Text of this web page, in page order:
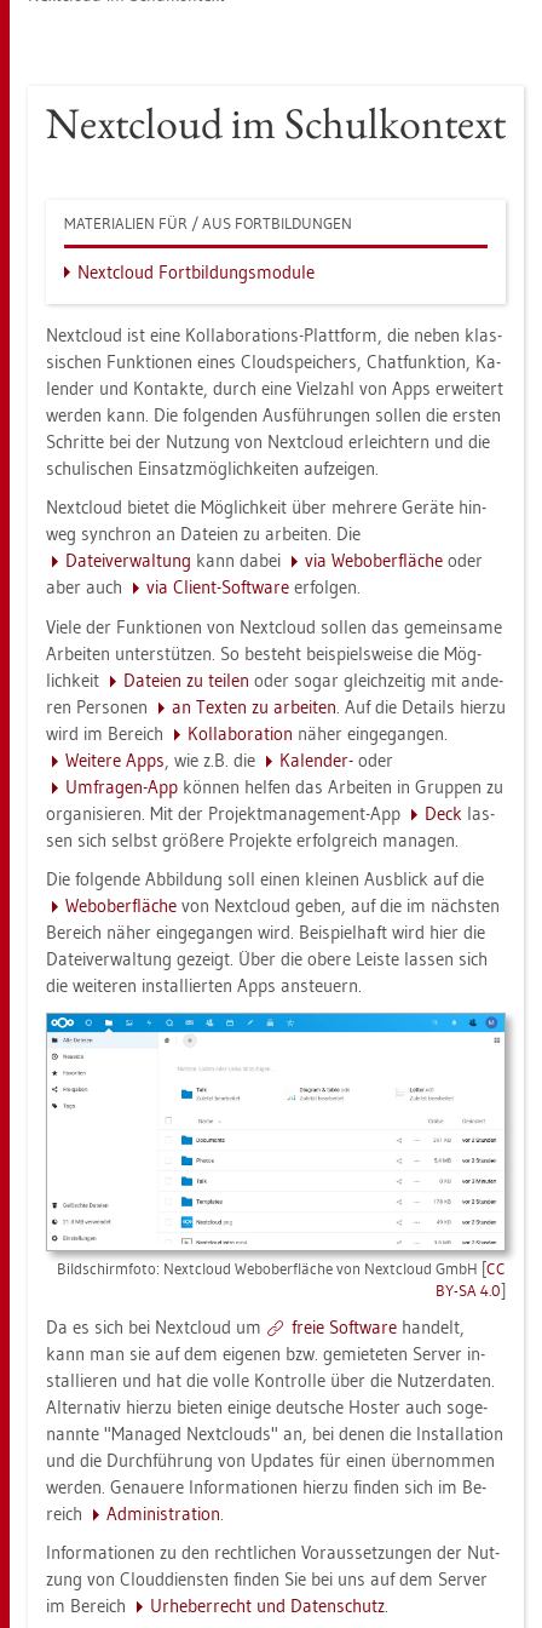
Next­cloud im Schul­kon­text
MA­TE­RIA­LI­EN FÜR / AUS FORT­BIL­DUN­GEN
Next­cloud Fort­bil­dungs­mo­du­le
Next­cloud ist eine Kol­la­bo­ra­ti­ons-Platt­form, die neben klas­
si­schen Funk­tio­nen eines Cloud­spei­chers, Chat­funk­ti­on, Ka­
len­der und Kon­tak­te, durch eine Viel­zahl von Apps er­wei­tert
wer­den kann. Die fol­gen­den Aus­füh­run­gen sol­len die ers­ten
Schrit­te bei der Nut­zung von Next­cloud er­leich­tern und die
schu­li­schen Ein­satz­mög­lich­kei­ten auf­zei­gen.
Next­cloud bie­tet die Mög­lich­keit über meh­re­re Ge­rä­te hin­
weg syn­chron an Da­tei­en zu ar­bei­ten. Die
Da­tei­ver­wal­tung kann dabei via We­bo­b­er­flä­che oder
aber auch
via Cli­ent-Soft­ware er­fol­gen.
Viele der Funk­tio­nen von Next­cloud sol­len das ge­mein­sa­me
Ar­bei­ten un­ter­stüt­zen. So be­steht bei­spiels­wei­se die Mög­
lich­keit
Da­tei­en zu tei­len oder sogar gleich­zei­tig mit an­de­
ren Per­so­nen
an Tex­ten zu ar­bei­ten. Auf die De­tails hier­zu
wird im Be­reich
Kol­la­bo­ra­ti­on näher ein­ge­gan­gen.
Wei­te­re Apps, wie z.B. die Ka­len­der- oder
Um­fra­gen-App kön­nen hel­fen das Ar­bei­ten in Grup­pen zu
or­ga­ni­sie­ren. Mit der Pro­jekt­ma­nage­ment-App
Deck las­
sen sich selbst grö­ße­re Pro­jek­te er­folg­reich ma­na­gen.
Die fol­gen­de Ab­bil­dung soll einen klei­nen Aus­blick auf die
We­bo­b­er­flä­che von Next­cloud geben, auf die im nächs­ten
Be­reich näher ein­ge­gan­gen wird. Bei­spiel­haft wird hier die
Da­tei­ver­wal­tung ge­zeigt. Über die obere Leis­te las­sen sich
die wei­te­ren in­stal­lier­ten Apps an­steu­ern.
Bild­schirm­fo­to: Next­cloud We­bo­b­er­flä­che von Next­cloud GmbH [CC
BY-SA 4.0]
Da es sich bei Next­cloud um freie Soft­ware han­delt,
kann man sie auf dem ei­ge­nen bzw. ge­mie­te­ten Ser­ver in­
stal­lie­ren und hat die volle Kon­trol­le über die Nut­zer­da­ten.
Al­ter­na­tiv hier­zu bie­ten ei­ni­ge deut­sche Hos­ter auch so­ge­
nann­te "Ma­na­ged Next­clouds" an, bei denen die In­stal­la­ti­on
und die Durch­füh­rung von Up­dates für einen über­nom­men
wer­den. Ge­naue­re In­for­ma­tio­nen hier­zu fin­den sich im Be­
reich
Ad­mi­nis­tra­ti­on.
In­for­ma­tio­nen zu den recht­li­chen Vor­aus­set­zun­gen der Nut­
zung von Cloud­diens­ten fin­den Sie bei uns auf dem Ser­ver
im Be­reich
Ur­he­ber­recht und Da­ten­schutz.